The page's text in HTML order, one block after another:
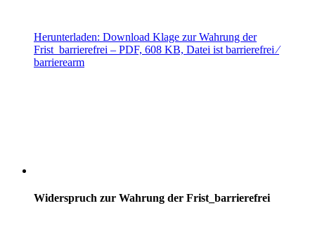
Herunterladen: Download Klage zur Wahrung der
Frist_barrierefrei – PDF, 608 KB, Datei ist barrierefrei ⁄
barrierearm
Widerspruch zur Wahrung der Frist_barrierefrei